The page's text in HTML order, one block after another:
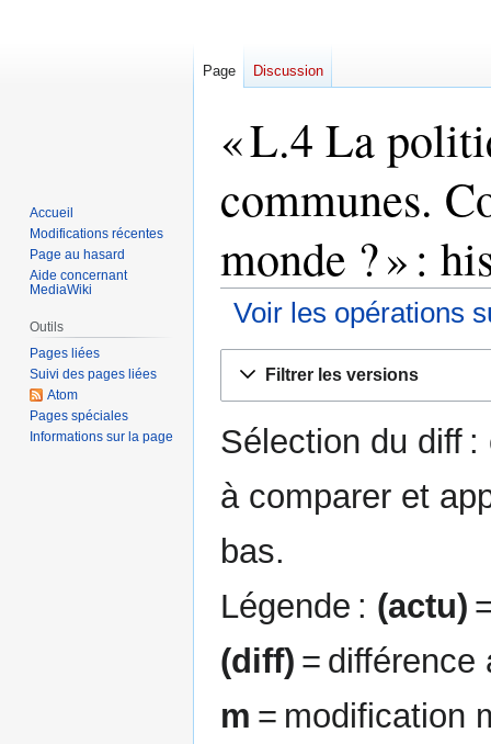
« L.4 La
communes.
monde ? » :
Voir les opérations
navigation
recherche
Filtrer les versions
Sélection du diff
à comparer et
bas.
Légende : (actu)
(diff) = différence
m = modification
Page Discussion
Accueil
Modifications récentes
Page au hasard
Aide concernant
MediaWiki
Outils
Pages liées
Suivi des pages liées
Atom
Pages spéciales
Informations sur la page